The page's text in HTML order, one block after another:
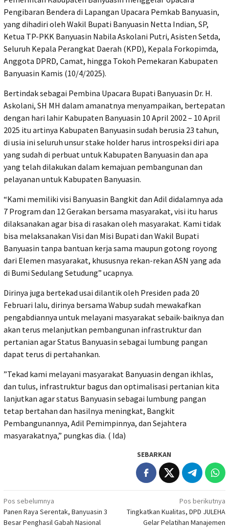
Pengibaran Bendera di Lapangan Upacara Pemkab Banyuasin,
yang dihadiri oleh Wakil Bupati Banyuasin Netta Indian, SP,
Ketua TP-PKK Banyuasin Nabila Askolani Putri, Asisten Setda,
Seluruh Kepala Perangkat Daerah (KPD), Kepala Forkopimda,
Anggota DPRD, Camat, hingga Tokoh Pemekaran Kabupaten
Banyuasin Kamis (10/4/2025).
Bertindak sebagai Pembina Upacara Bupati Banyuasin Dr. H.
Askolani, SH MH dalam amanatnya menyampaikan, bertepatan
dengan hari lahir Kabupaten Banyuasin 10 April 2002 – 10 April
2025 itu artinya Kabupaten Banyuasin sudah berusia 23 tahun,
di usia ini seluruh unsur stake holder harus introspeksi diri apa
yang sudah di perbuat untuk Kabupaten Banyuasin dan apa
yang telah dilakukan dalam kemajuan pembangunan dan
pelayanan untuk Kabupaten Banyuasin.
“Kami memiliki visi Banyuasin Bangkit dan Adil didalamnya ada
7 Program dan 12 Gerakan bersama masyarakat, visi itu harus
dilaksanakan agar bisa di rasakan oleh masyarakat. Kami tidak
bisa melaksanakan Visi dan Misi Bupati dan Wakil Bupati
Banyuasin tanpa bantuan kerja sama maupun gotong royong
dari Elemen masyarakat, khususnya rekan-rekan ASN yang ada
di Bumi Sedulang Setudung” ucapnya.
Dirinya juga bertekad usai dilantik oleh Presiden pada 20
Februari lalu, dirinya bersama Wabup sudah mewakafkan
pengabdiannya untuk melayani masyarakat sebaik-baiknya dan
akan terus melanjutkan pembangunan infrastruktur dan
pertanian agar Status Banyuasin sebagai lumbung pangan
dapat terus di pertahankan.
”Tekad kami melayani masyarakat Banyuasin dengan ikhlas,
dan tulus, infrastruktur bagus dan optimalisasi pertanian kita
lanjutkan agar status Banyuasin sebagai lumbung pangan
tetap bertahan dan hasilnya meningkat, Bangkit
Pembangunannya, Adil Pemimpinnya, dan Sejahtera
masyarakatnya,” pungkas dia. ( Ida)
SEBARKAN
Navigasi
pos
Pos sebelumnya
Panen Raya Serentak, Banyuasin 3
Besar Penghasil Gabah Nasional
Pos berikutnya
Tingkatkan Kualitas, DPD JULEHA
Gelar Pelatihan Manajemen